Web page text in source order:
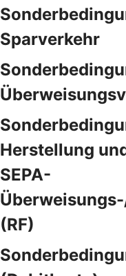
Sparverkehr
Herstellung
SEPA-
(RF)